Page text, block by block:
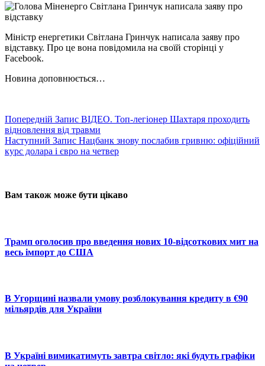
Міністр енергетики Світлана Гринчук написала заяву про
відставку. Про це вона повідомила на своїй сторінці у
Facebook.
Новина доповнюється…
Попередній Запис ВІДЕО. Топ-легіонер Шахтаря проходить
відновлення від травми
Наступний Запис Нацбанк знову послабив гривню: офіційний
курс долара і євро на четвер
Вам також може бути цікаво
Трамп оголосив про введення нових 10-відсоткових мит на
весь імпорт до США
В Угорщині назвали умову розблокування кредиту в €90
мільярдів для України
В Україні вимикатимуть завтра світло: які будуть графіки